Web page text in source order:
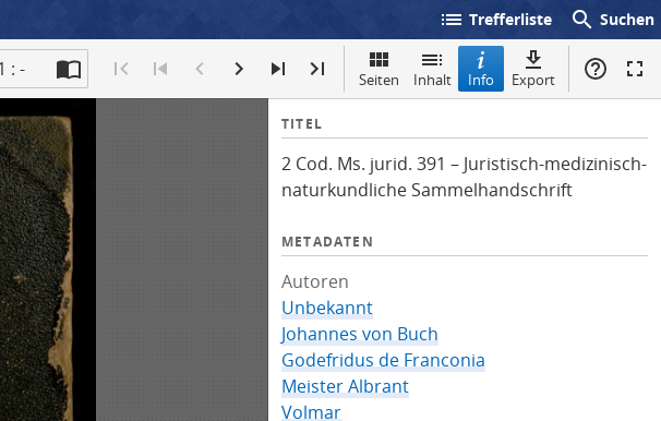
list Trefferliste search Suchen
1 : - Seiten Inhalt Info Export
I
f
o
TITEL
2 Cod. Ms. jurid. 391 – Juristisch-medizinisch-
naturkundliche Sammelhandschrift
METADATEN
Autoren
Unbekannt
Johannes von Buch
Godefridus de Franconia
Meister Albrant
Volmar